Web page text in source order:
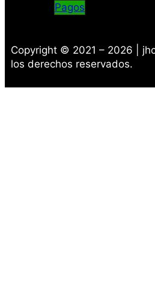
Pagos
Copyright © 2021 – 2026 |
los derechos reservados.